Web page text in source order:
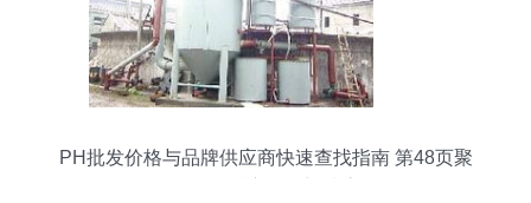
PH批发价格与品牌供应商快速查找指南 第48页聚